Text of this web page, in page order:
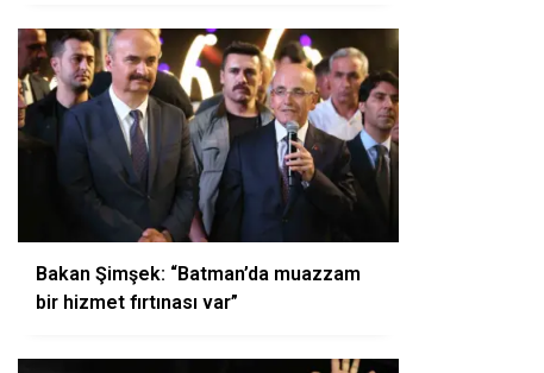
Bakan Şimşek: “Batman’da muazzam
bir hizmet fırtınası var”